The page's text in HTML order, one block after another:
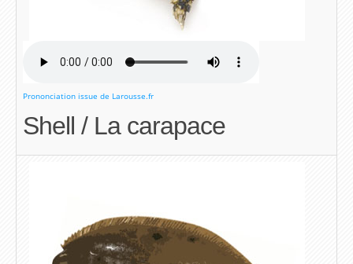
Prononciation issue de Larousse.fr
Shell / La carapace